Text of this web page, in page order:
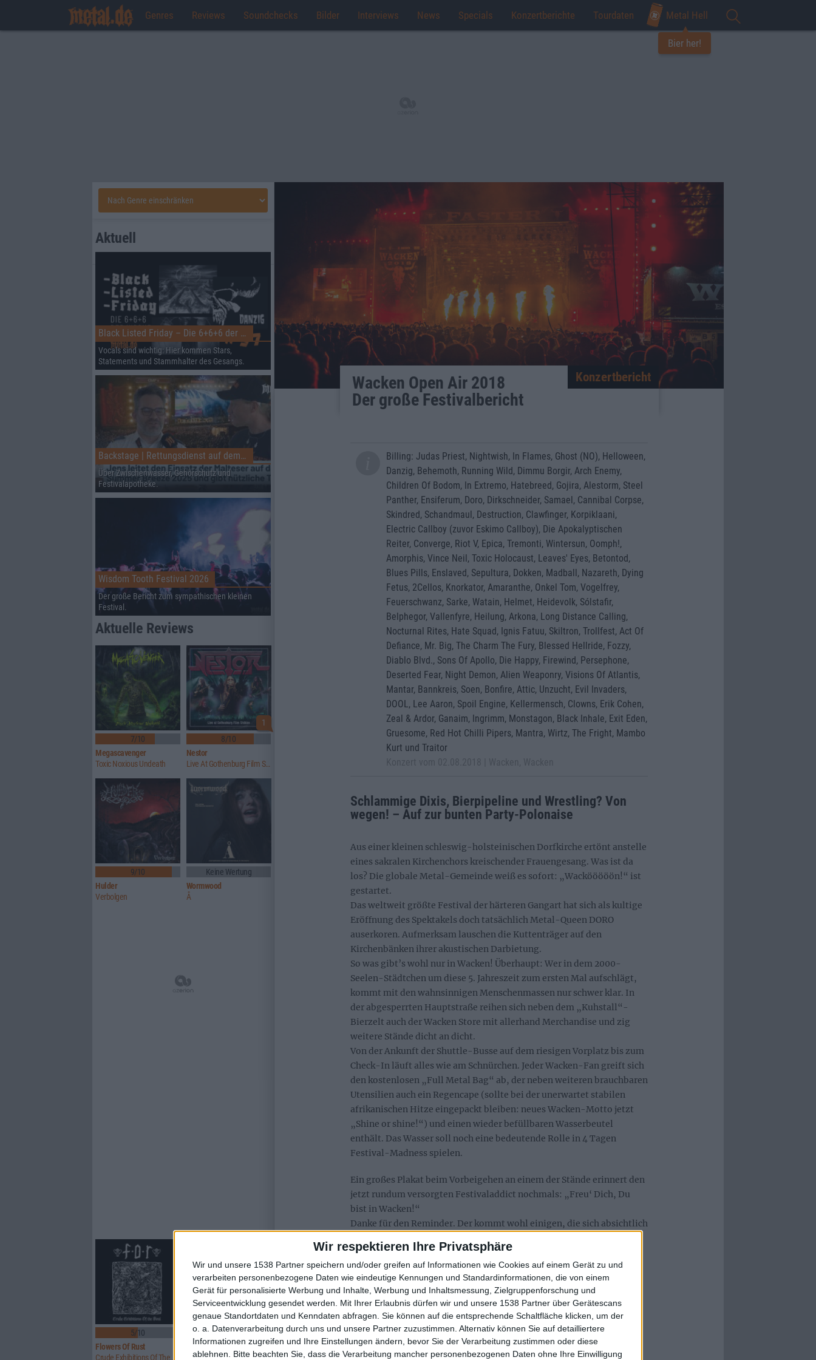
Wir respektieren Ihre Privatsphäre
Wir und unsere 1538 Partner speichern und/oder greifen auf Informationen wie Cookies auf einem Gerät zu und
verarbeiten personenbezogene Daten wie eindeutige Kennungen und Standardinformationen, die von einem
Gerät für personalisierte Werbung und Inhalte, Werbung und Inhaltsmessung, Zielgruppenforschung und
Serviceentwicklung gesendet werden.
Mit Ihrer Erlaubnis dürfen wir und unsere 1538 Partner über Gerätescans
genaue Standortdaten und Kenndaten abfragen. Sie können auf die entsprechende Schaltfläche klicken, um der
o. a. Datenverarbeitung durch uns und unsere Partner zuzustimmen. Alternativ können Sie auf detailliertere
Informationen zugreifen und Ihre Einstellungen ändern, bevor Sie der Verarbeitung zustimmen oder diese
ablehnen.
Bitte beachten Sie, dass die Verarbeitung mancher personenbezogenen Daten ohne Ihre Einwilligung
Genres Reviews Soundchecks Bilder Interviews News Specials Konzertberichte Tourdaten Metal Hell
Bier her!
Wacken Open Air 2018
Der große Festivalbericht
Konzertbericht
Billing: Judas Priest, Nightwish, In Flames, Ghost (NO), Helloween,
Danzig, Behemoth, Running Wild, Dimmu Borgir, Arch Enemy,
Children Of Bodom, In Extremo, Hatebreed, Gojira, Alestorm, Steel
Panther, Ensiferum, Doro, Dirkschneider, Samael, Cannibal Corpse,
Skindred, Schandmaul, Destruction, Clawfinger, Korpiklaani,
Electric Callboy (zuvor Eskimo Callboy), Die Apokalyptischen
Reiter, Converge, Riot V, Epica, Tremonti, Wintersun, Oomph!,
Amorphis, Vince Neil, Toxic Holocaust, Leaves' Eyes, Betontod,
Blues Pills, Enslaved, Sepultura, Dokken, Madball, Nazareth, Dying
Fetus, 2Cellos, Knorkator, Amaranthe, Onkel Tom, Vogelfrey,
Feuerschwanz, Sarke, Watain, Helmet, Heidevolk, Sólstafir,
Belphegor, Vallenfyre, Heilung, Arkona, Long Distance Calling,
Nocturnal Rites, Hate Squad, Ignis Fatuu, Skiltron, Trollfest, Act Of
Defiance, Mr. Big, The Charm The Fury, Blessed Hellride, Fozzy,
Diablo Blvd., Sons Of Apollo, Die Happy, Firewind, Persephone,
Deserted Fear, Night Demon, Alien Weaponry, Visions Of Atlantis,
Mantar, Bannkreis, Soen, Bonfire, Attic, Unzucht, Evil Invaders,
DOOL, Lee Aaron, Spoil Engine, Kellermensch, Clowns, Erik Cohen,
Zeal & Ardor, Ganaim, Ingrimm, Monstagon, Black Inhale, Exit Eden,
Gruesome, Red Hot Chilli Pipers, Mantra, Wirtz, The Fright, Mambo
Kurt und Traitor
Schlammige Dixis, Bierpipeline und Wrestling? Von
wegen! – Auf zur bunten Party-Polonaise
Aus einer kleinen schleswig-holsteinischen Dorfkirche ertönt anstelle
eines sakralen Kirchenchors kreischender Frauengesang. Was ist da
los? Die globale Metal-Gemeinde weiß es sofort: „Wackööööön!“ ist
gestartet.
Das weltweit größte Festival der härteren Gangart hat sich als kultige
Eröffnung des Spektakels doch tatsächlich Metal-Queen DORO
auserkoren. Aufmerksam lauschen die Kuttenträger auf den
Kirchenbänken ihrer akustischen Darbietung.
So was gibt’s wohl nur in Wacken! Überhaupt: Wer in dem 2000-
Seelen-Städtchen um diese 5. Jahreszeit zum ersten Mal aufschlägt,
kommt mit den wahnsinnigen Menschenmassen nur schwer klar. In
der abgesperrten Hauptstraße reihen sich neben dem „Kuhstall“-
Bierzelt auch der Wacken Store mit allerhand Merchandise und zig
weitere Stände dicht an dicht.
Von der Ankunft der Shuttle-Busse auf dem riesigen Vorplatz bis zum
Check-In läuft alles wie am Schnürchen. Jeder Wacken-Fan greift sich
den kostenlosen „Full Metal Bag“ ab, der neben weiteren brauchbaren
Utensilien auch ein Regencape (sollte bei der unerwartet stabilen
afrikanischen Hitze eingepackt bleiben: neues Wacken-Motto jetzt
„Shine or shine!“) und einen wieder befüllbaren Wasserbeutel
enthält. Das Wasser soll noch eine bedeutende Rolle in 4 Tagen
Festival-Madness spielen.
Ein großes Plakat beim Vorbeigehen an einem der Stände erinnert den
jetzt rundum versorgten Festivaladdict nochmals: „Freu‘ Dich, Du
bist in Wacken!“
Danke für den Reminder. Der kommt wohl einigen, die sich absichtlich
Fakt, dass Wacken abermals vorab ausverkauft ist, kommt es in
manchem schlammigen Vorjahr zu Statements wie: Das ist doch nur
noch ein einziger Zirkus!
Tatsache – geboten wird ein wahrer Stimmungszirkus: Eine bunte
Polonaise zieht durch ein Meer aus schwarzen Bandshirts. An der
drückenden Hitze in dem großen Festzelt stört sich in dieser
Mittwochnacht längst niemand mehr. Die Augen sind auf einen
Aktuell
Black Listed Friday – Die 6+6+6 der Woche
Vocals sind wichtig: Hier kommen Stars,
Statements und Stammhalter des Gesangs.
Backstage | Rettungsdienst auf dem Summer Breeze
Über Zwischenwasser, Gehörschutz und
Festivalapotheke.
Wisdom Tooth Festival 2026
Der große Bericht zum sympathischen kleinen
Festival.
Aktuelle Reviews
7/10
Megascavenger
Toxic Noxious Undeath
1
8/10
Nestor
Live At Gothenburg Film Studios
9/10
Hulder
Verbolgen
Keine Wertung
Wormwood
Å
5/10
Flowers Of Rust
8/10
Xandria
Eclipse